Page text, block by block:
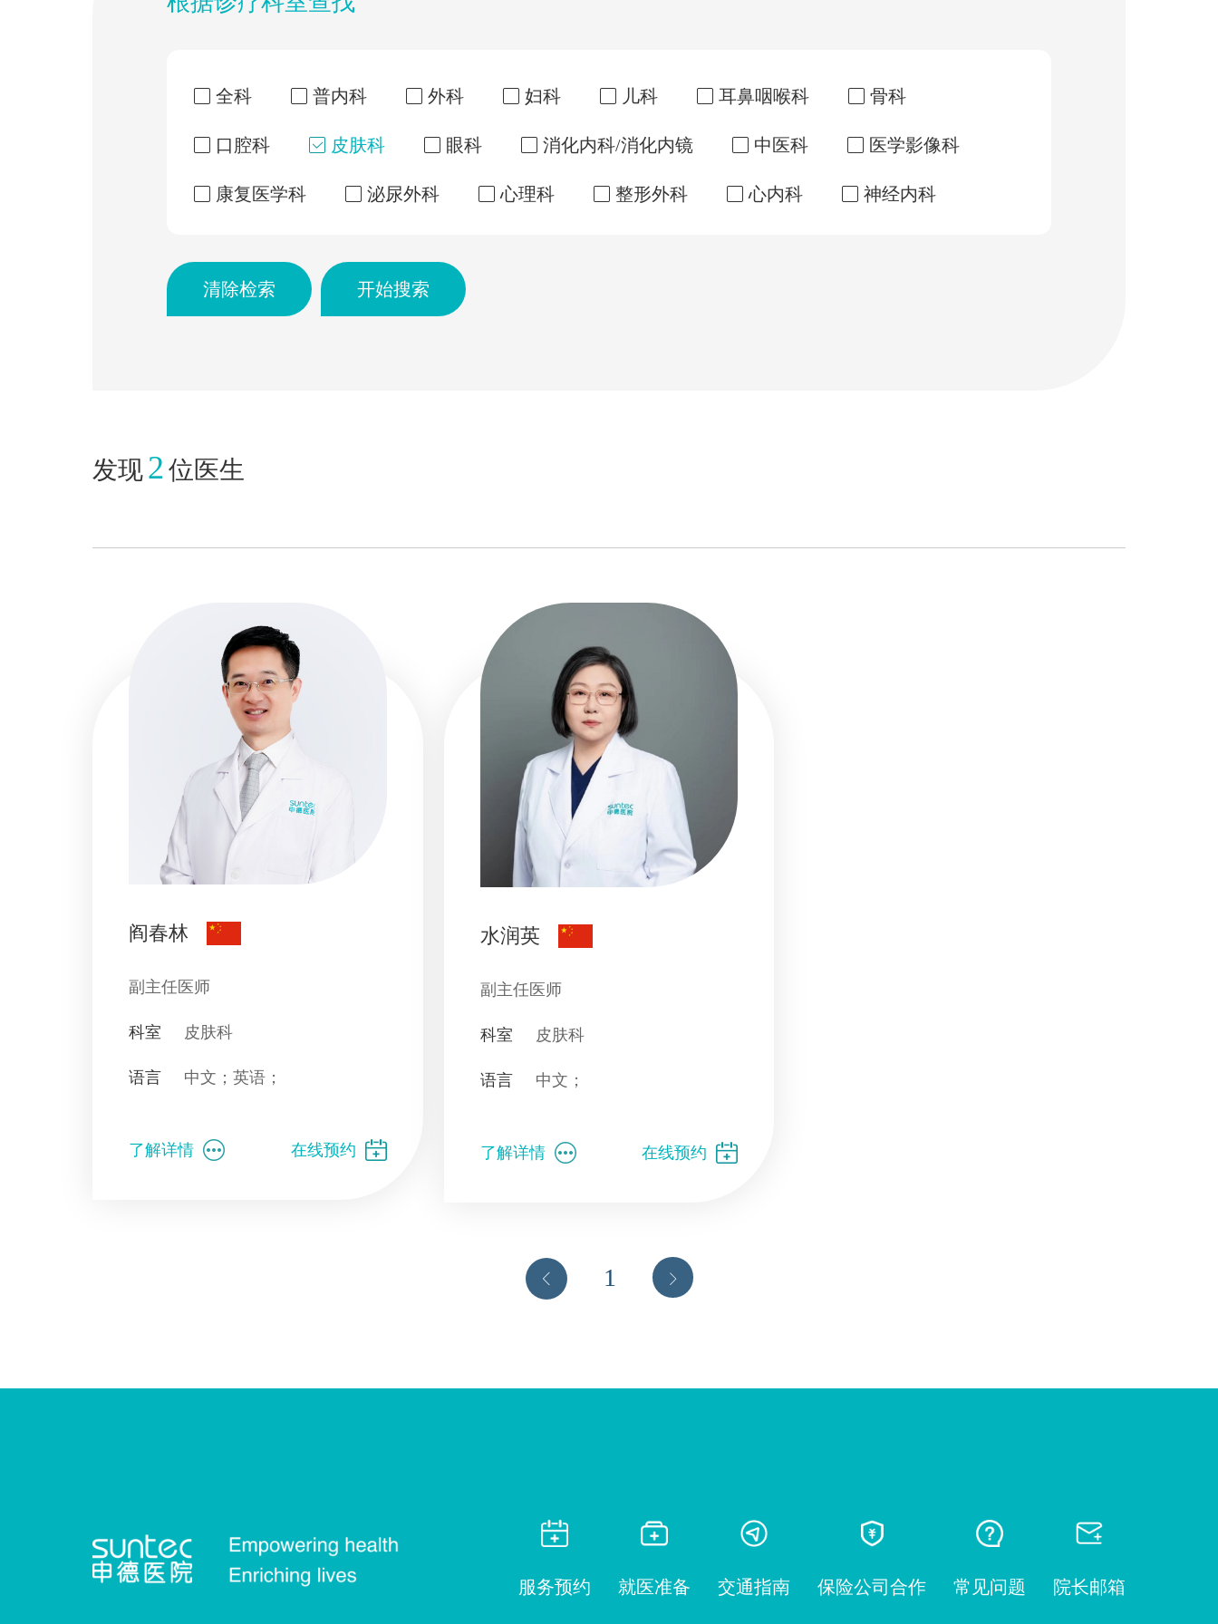
全科 普内科 外科 妇科 儿科 耳鼻咽喉科 骨科
口腔科 皮肤科 眼科 消化内科/消化内镜 中医科 医学影像科
康复医学科 泌尿外科 心理科 整形外科 心内科 神经内科
清除检索 开始搜索
发现2 位医生
阎春林
副主任医师
科室 皮肤科
语言 中文；英语；
了解详情 在线预约
水润英
副主任医师
科室 皮肤科
语言 中文；
了解详情 在线预约
1
服务预约 就医准备 交通指南 保险公司合作 常见问题 院长邮箱